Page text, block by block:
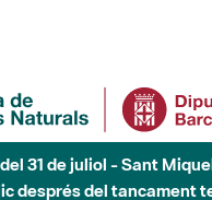
31 de juliol - Sant
després del tancament